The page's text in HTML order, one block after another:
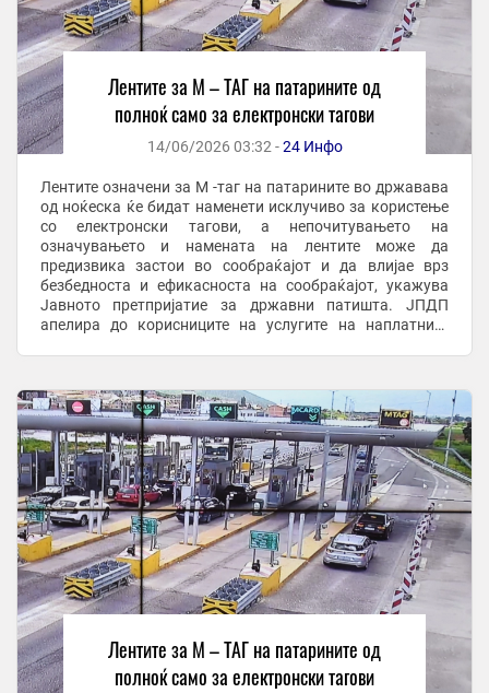
Лентите за М – ТАГ на патарините од
полноќ само за електронски тагови
14/06/2026 03:32 -24 Инфо
Лентите означени за M -таг на патарините во државава
од ноќеска ќе бидат наменети исклучиво за користење
со електронски тагови, а непочитувањето на
означувањето и намената на лентите може да
предизвика застои во сообраќајот и да влијае врз
безбедноста и ефикасноста на сообраќајот, укажува
Јавното претпријатие за државни патишта. ЈПДП
апелира до корисниците на услугите на наплатните
Лентите за М – ТАГ на патарините од
полноќ само за електронски тагови